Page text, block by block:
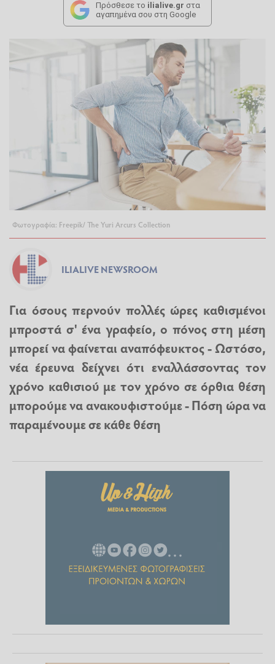
Πρόσθεσε το ilialive.gr στα
αγαπημένα σου στη Google
Φωτογραφία: Freepik/ The Yuri Arcurs Collection
ILIALIVE NEWSROOM
Για όσους περνούν πολλές ώρες καθισμένοι
μπροστά σ' ένα γραφείο, ο πόνος στη μέση
μπορεί να φαίνεται αναπόφευκτος - Ωστόσο,
νέα έρευνα δείχνει ότι εναλλάσσοντας τον
χρόνο καθισιού με τον χρόνο σε όρθια θέση
μπορούμε να ανακουφιστούμε - Πόση ώρα να
παραμένουμε σε κάθε θέση